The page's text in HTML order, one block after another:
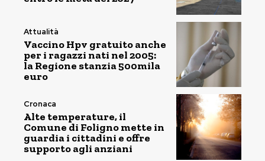
Attualità
Vaccino Hpv gratuito anche
per i ragazzi nati nel 2005:
la Regione stanzia 500mila
euro
Cronaca
Alte temperature, il
Comune di Foligno mette in
guardia i cittadini e offre
supporto agli anziani